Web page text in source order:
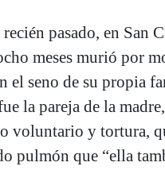
pasado, en San
meses murió por
el seno de su propia
la pareja de la
voluntario y tortura,
pulmón que “ella